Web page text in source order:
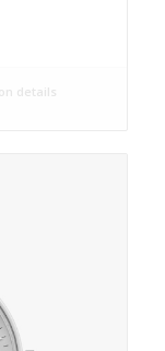
details